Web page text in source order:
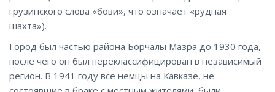
грузинского слова «бови», что означает «рудная
шахта»).
Город был частью района Борчалы Мазра до 1930 года,
после чего он был переклассифицирован в независимый
регион. В 1941 году все немцы на Кавказе, не